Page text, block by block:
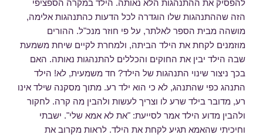
להפסיק את ההתנהגות הלא נאותה. הילד במקרה הספציפי
הזה שההתנהגות שלו הוגדרה לכל הדעות כהתנהגות אלימה,
מושהה מבית הספר לאלתר, על פי חוזר מנכ"ל. ההורים
מוזמנים לקחת את הילד הביתה, ולמחרת לקיים שיחת משמעת
שבה הילד יבין את החוקים והכללים להתנהגות נאותה. האם
בכך ניצור שינוי התנהגות של הילד? חד משמעית, לא! הילד
התנהג כפי שהתנהג, לא כי הוא ילד רע. מתוך מסקנה שילד אינו
רע, מדובר בילד שרע לו וצריך לעשות ולהבין מה קרה. לחקור
ולהבין מדוע הילד אמר לסייעת: "את לא אמא שלי". ישבתי
וחיכיתי שהאמא תגיע לקחת את הילד. לראות מקרוב את